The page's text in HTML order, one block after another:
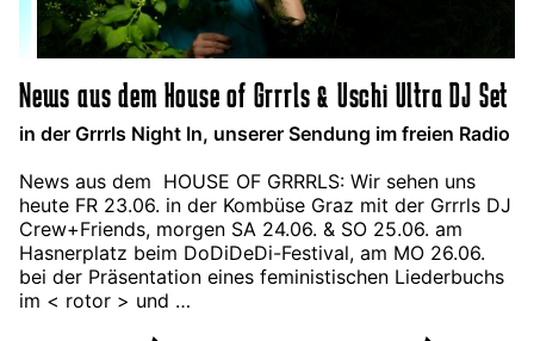
News aus dem House of Grrrls & Uschi Ultra DJ Set
in der Grrrls Night In, unserer Sendung im freien Radio
News aus dem HOUSE OF GRRRLS: Wir sehen uns
heute FR 23.06. in der Kombüse Graz mit der Grrrls DJ
Crew+Friends, morgen SA 24.06. & SO 25.06. am
Hasnerplatz beim DoDiDeDi-Festival, am MO 26.06.
bei der Präsentation eines feministischen Liederbuchs
im < rotor > und …